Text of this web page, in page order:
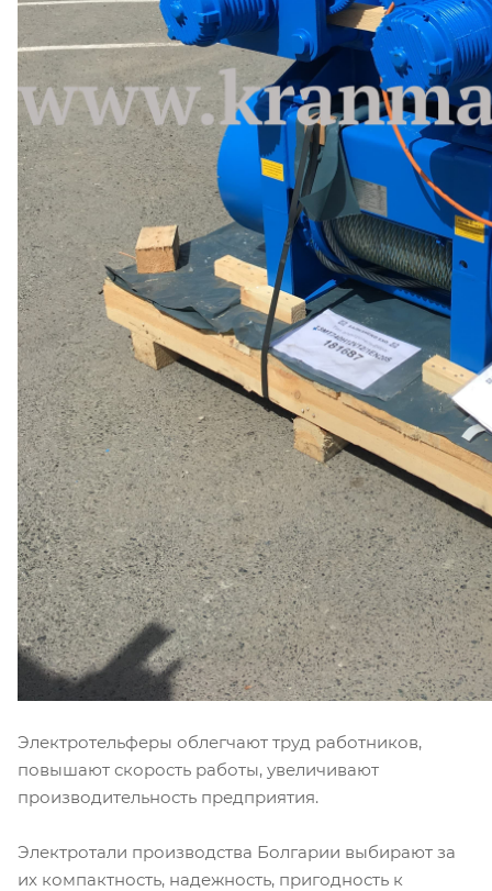
Электротельферы облегчают труд работников,
повышают скорость работы, увеличивают
производительность предприятия.
Электротали производства Болгарии выбирают за
их компактность, надежность, пригодность к